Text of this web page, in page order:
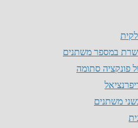
במספר משתנים
פונקציה סתומה
משתנים